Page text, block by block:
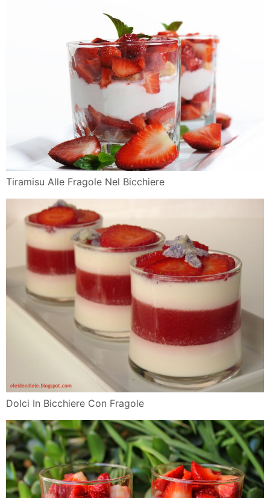
Tiramisu Alle Fragole Nel Bicchiere
Dolci In Bicchiere Con Fragole